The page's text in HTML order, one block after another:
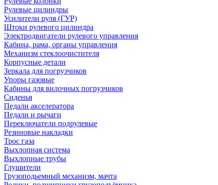
Рулевые цилиндры
Усилители руля (ГУР)
Штоки рулевого цилиндра
Электродвигатели рулевого управления
Кабина, рама, органы управления
Механизм стеклоочистителя
Корпусные детали
Зеркала для погрузчиков
Упоры газовые
Кабины для вилочных погрузчиков
Сиденья
Педали акселератора
Педали и рычаги
Переключатели подрулевые
Резиновые накладки
Трос газа
Выхлопная система
Выхлопные трубы
Глушители
Грузоподьемный механизм, мачта